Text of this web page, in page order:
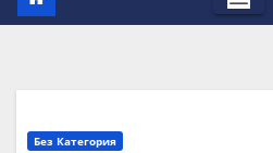
Без Категория